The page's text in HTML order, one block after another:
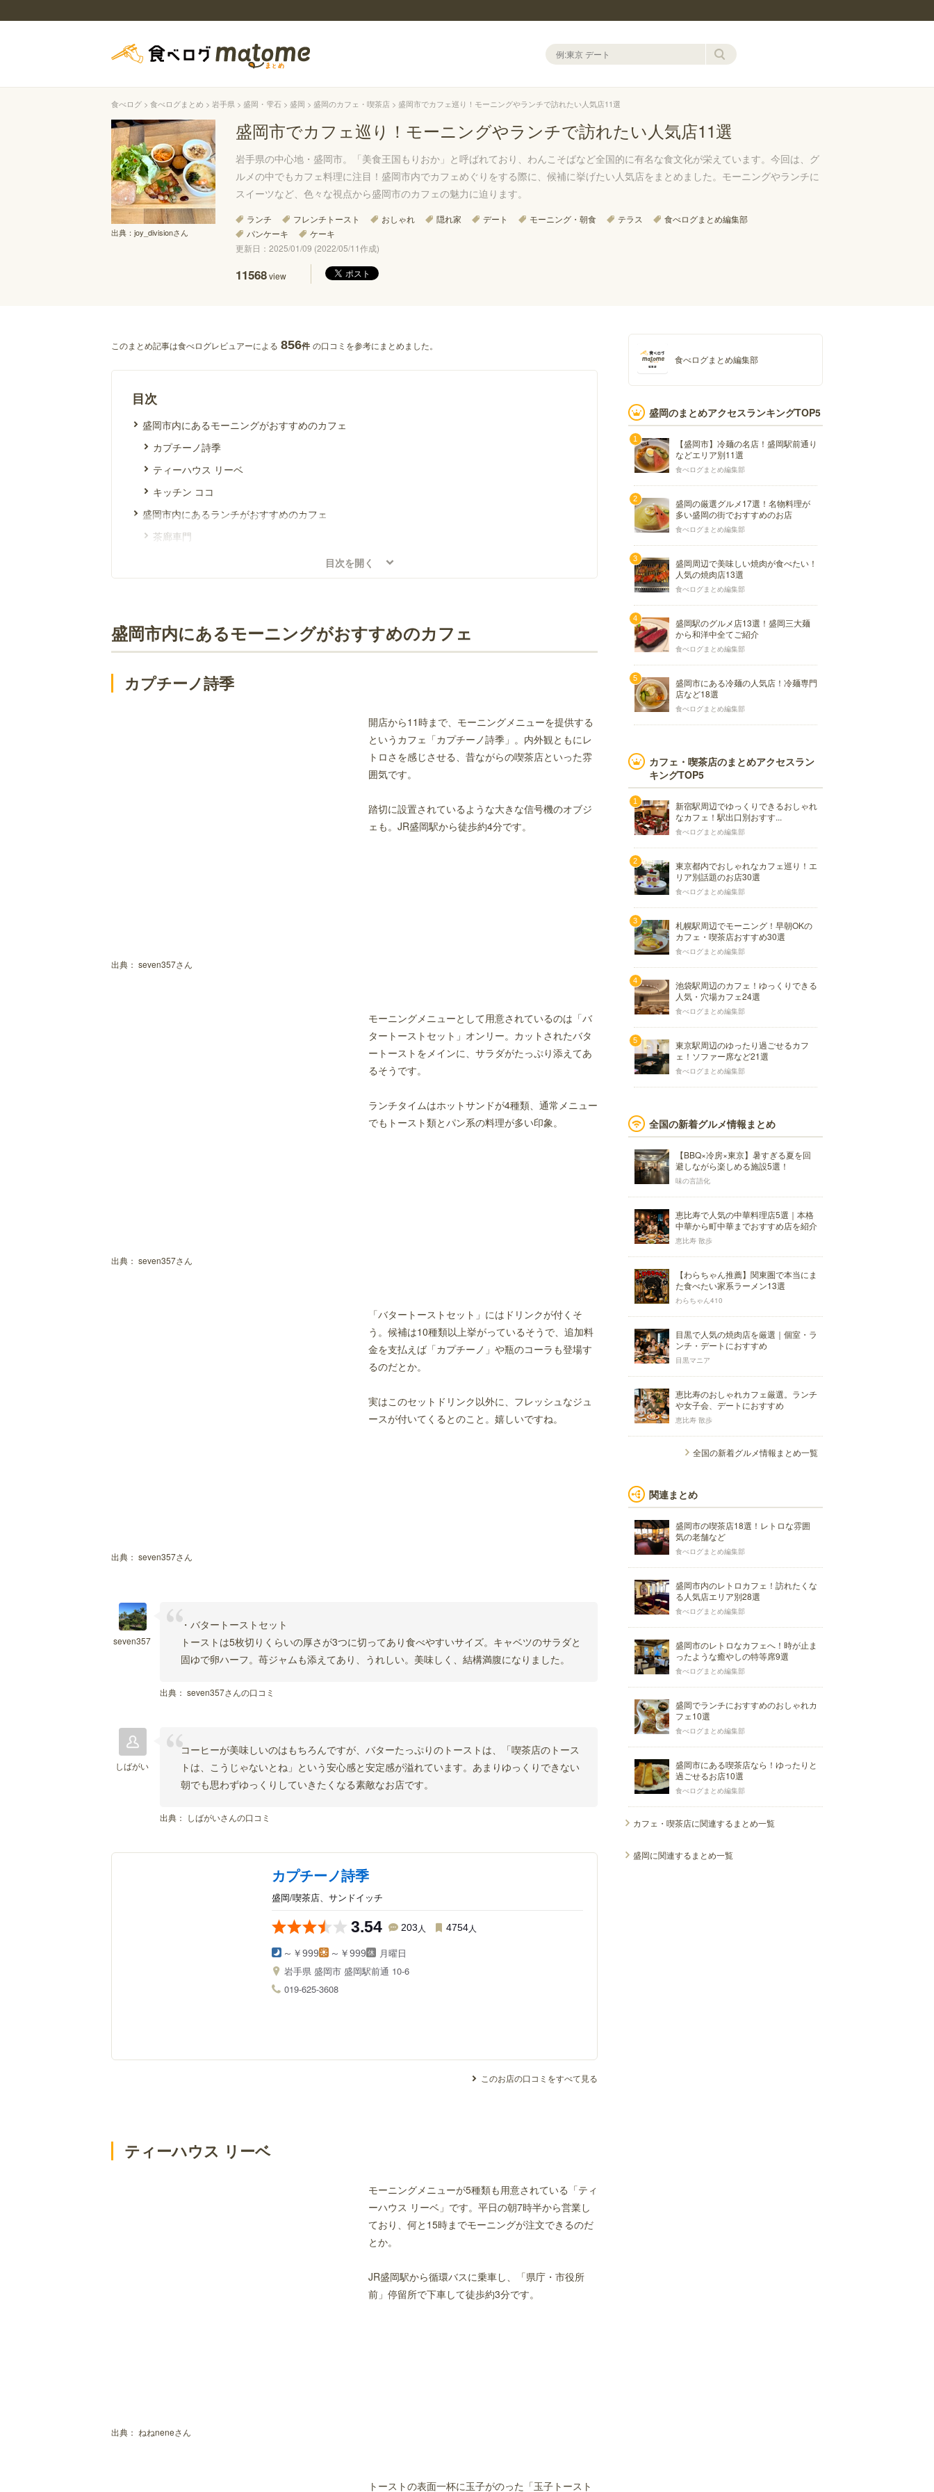
食べログ 食べログまとめ 岩手県 盛岡・雫石 盛岡 盛岡のカフェ・喫茶店 盛岡市でカフェ巡り！モーニングやランチで訪れたい人気店11選
出典： joy_divisionさん
盛岡市でカフェ巡り！モーニングやランチで訪れたい人気店11選
岩手県の中心地・盛岡市。「美食王国もりおか」と呼ばれており、わんこそばなど全国的に有名な食文化が栄えています。今回は、グ
ルメの中でもカフェ料理に注目！盛岡市内でカフェめぐりをする際に、候補に挙げたい人気店をまとめました。モーニングやランチに
スイーツなど、色々な視点から盛岡市のカフェの魅力に迫ります。
ランチ フレンチトースト おしゃれ 隠れ家 デート モーニング・朝食 テラス
食べログまとめ編集部
パンケーキ
ケーキ
更新日：2025/01/09 (2022/05/11作成)
11568view
このまとめ記事は食べログレビュアーによる 856件 の口コミを参考にまとめました。
目次
盛岡市内にあるモーニングがおすすめのカフェ
カプチーノ詩季
ティーハウス リーベ
キッチン ココ
盛岡市内にあるランチがおすすめのカフェ
茶廊車門
敲太楼山荘
NAGASAWA COFFEE
mi cafe
SoRa cafe feat.waffle cafe Sign
目次を開く
盛岡市内にあるモーニングがおすすめのカフェ
カプチーノ詩季
出典： seven357さん
開店から11時まで、モーニングメニューを提供する
というカフェ「カプチーノ詩季」。内外観ともにレ
トロさを感じさせる、昔ながらの喫茶店といった雰
囲気です。
踏切に設置されているような大きな信号機のオブジ
ェも。JR盛岡駅から徒歩約4分です。
出典： seven357さん
モーニングメニューとして用意されているのは「バ
タートーストセット」オンリー。カットされたバタ
ートーストをメインに、サラダがたっぷり添えてあ
るそうです。
ランチタイムはホットサンドが4種類、通常メニュー
でもトースト類とパン系の料理が多い印象。
出典： seven357さん
「バタートーストセット」にはドリンクが付くそ
う。候補は10種類以上挙がっているそうで、追加料
金を支払えば「カプチーノ」や瓶のコーラも登場す
るのだとか。
実はこのセットドリンク以外に、フレッシュなジュ
ースが付いてくるとのこと。嬉しいですね。
seven357
・バタートーストセット
トーストは5枚切りくらいの厚さが3つに切ってあり食べやすいサイズ。キャベツのサラダと
固ゆで卵ハーフ。苺ジャムも添えてあり、うれしい。美味しく、結構満腹になりました。
出典： seven357さんの口コミ
しばがい
コーヒーが美味しいのはもちろんですが、バターたっぷりのトーストは、「喫茶店のトース
トは、こうじゃないとね」という安心感と安定感が溢れています。あまりゆっくりできない
朝でも思わずゆっくりしていきたくなる素敵なお店です。
出典： しばがいさんの口コミ
カプチーノ詩季
盛岡/喫茶店、サンドイッチ
3.54 203 人 4754人
～￥999 ～￥999
月曜日
岩手県 盛岡市 盛岡駅前通 10-6
019-625-3608
このお店の口コミをすべて見る
ティーハウス リーベ
出典： ねねneneさん
モーニングメニューが5種類も用意されている「ティ
ーハウス リーベ」です。平日の朝7時半から営業し
ており、何と15時までモーニングが注文できるのだ
とか。
JR盛岡駅から循環バスに乗車し、「県庁・市役所
前」停留所で下車して徒歩約3分です。
トーストの表面一杯に玉子がのった「玉子トースト
食べログまとめ編集部
盛岡のまとめアクセスランキングTOP5
【盛岡市】冷麺の名店！盛岡駅前通り
などエリア別11選
食べログまとめ編集部
盛岡の厳選グルメ17選！名物料理が
多い盛岡の街でおすすめのお店
食べログまとめ編集部
盛岡周辺で美味しい焼肉が食べたい！
人気の焼肉店13選
食べログまとめ編集部
盛岡駅のグルメ店13選！盛岡三大麺
から和洋中全てご紹介
食べログまとめ編集部
盛岡市にある冷麺の人気店！冷麺専門
店など18選
食べログまとめ編集部
カフェ・喫茶店のまとめアクセスラン
キングTOP5
新宿駅周辺でゆっくりできるおしゃれ
なカフェ！駅出口別おすす...
食べログまとめ編集部
東京都内でおしゃれなカフェ巡り！エ
リア別話題のお店30選
食べログまとめ編集部
札幌駅周辺でモーニング！早朝OKの
カフェ・喫茶店おすすめ30選
食べログまとめ編集部
池袋駅周辺のカフェ！ゆっくりできる
人気・穴場カフェ24選
食べログまとめ編集部
東京駅周辺のゆったり過ごせるカフ
ェ！ソファー席など21選
食べログまとめ編集部
全国の新着グルメ情報まとめ
【BBQ×冷房×東京】暑すぎる夏を回
避しながら楽しめる施設5選！
味の言語化
恵比寿で人気の中華料理店5選｜本格
中華から町中華までおすすめ店を紹介
恵比寿 散歩
【わらちゃん推薦】関東圏で本当にま
た食べたい家系ラーメン13選
わらちゃん410
目黒で人気の焼肉店を厳選｜個室・ラ
ンチ・デートにおすすめ
目黒マニア
恵比寿のおしゃれカフェ厳選。ランチ
や女子会、デートにおすすめ
恵比寿 散歩
全国の新着グルメ情報まとめ一覧
関連まとめ
盛岡市の喫茶店18選！レトロな雰囲
気の老舗など
食べログまとめ編集部
盛岡市内のレトロカフェ！訪れたくな
る人気店エリア別28選
食べログまとめ編集部
盛岡市のレトロなカフェへ！時が止ま
ったような癒やしの特等席9選
食べログまとめ編集部
盛岡でランチにおすすめのおしゃれカ
フェ10選
食べログまとめ編集部
盛岡市にある喫茶店なら！ゆったりと
過ごせるお店10選
食べログまとめ編集部
カフェ・喫茶店に関連するまとめ一覧
盛岡に関連するまとめ一覧